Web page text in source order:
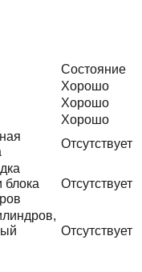
Состояние
Хорошо
Хорошо
Хорошо
Отсутствует
блока
Отсутствует
Отсутствует